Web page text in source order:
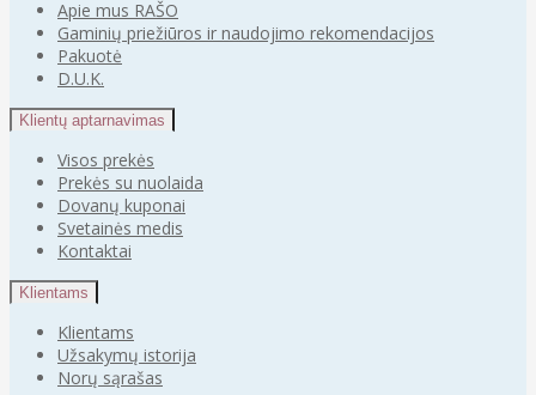
Apie mus RAŠO
Gaminių priežiūros ir naudojimo rekomendacijos
Pakuotė
D.U.K.
Klientų aptarnavimas
Visos prekės
Prekės su nuolaida
Dovanų kuponai
Svetainės medis
Kontaktai
Klientams
Klientams
Užsakymų istorija
Norų sąrašas